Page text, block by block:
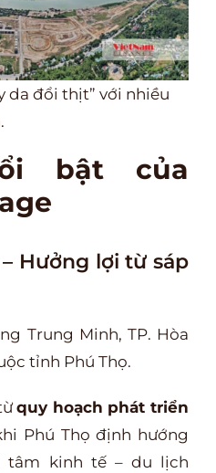
da đổi thịt” với nhiều
bật của
Hưởng lợi từ sáp
Trung Minh, TP. Hòa
tỉnh Phú Thọ.
quy hoạch phát triển
Phú Thọ định hướng
tâm kinh tế – du lịch